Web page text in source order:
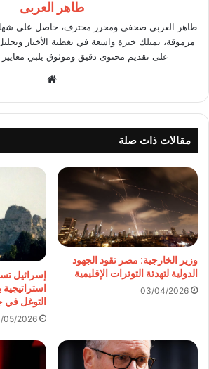
طاهر العربى
طاهر العربي صحفي ومحرر محترف، حاصل على
مرموقة، يمتلك خبرة واسعة في تغطية الأخبار
على تقديم محتوى دقيق وموثوق يلبي معايير
مقالات ذات صلة
وزير الخارجية: مصر تقود الجهود
الدولية لتهدئة التوترات الإقليمية
03/04/2026
إسرائيل
استراتيجية
التوغل في
05/2026